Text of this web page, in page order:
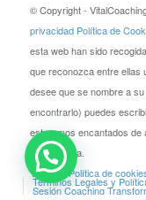
© Copyright -
privacidad Política de
esta web han sido
que reconozca entre ellas
desee que se nombre a
encontrarlo) puedes
estaremos encantados de
JEZZ Media.
Blog
Política de
Términos Legales y
Sesión Coaching